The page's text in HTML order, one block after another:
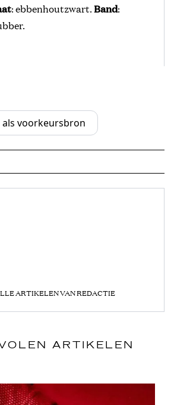
: ebbenhoutzwart.Band:
als voorkeursbron
ARTIKELEN VAN REDACTIE
ARTIKELEN